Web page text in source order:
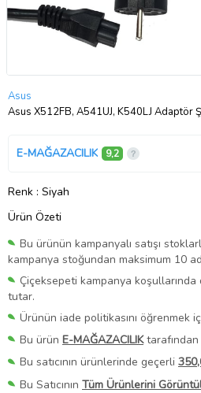
Asus
Asus X512FB, A541UJ, K540LJ Adaptör
E-MAĞAZACILIK 9,2
Renk : Siyah
Ürün Özeti
Bu ürünün kampanyalı satışı
kampanya stoğundan maksimum 10
Çiçeksepeti kampanya koşullarında
tutar.
Ürünün iade politikasını öğrenmek
Bu ürün E-MAĞAZACILIK
Bu satıcının ürünlerinde geçerli
Bu Satıcının Tüm Ürünlerini